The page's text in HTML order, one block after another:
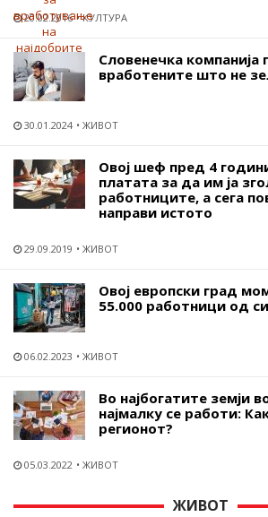
20.02.2016 КУЛТУРА
Словенечка компанија
вработените што не
30.01.2024 ЖИВОТ
Овој шеф пред 4
платата за да им ја
работниците, а сега
направи истото
29.09.2019 ЖИВОТ
Овој европски град
55.000 работници од
06.02.2023 ЖИВОТ
Во најбогатите земји
најмалку се работи:
регионот?
05.03.2022 ЖИВОТ
ЖИВОТ